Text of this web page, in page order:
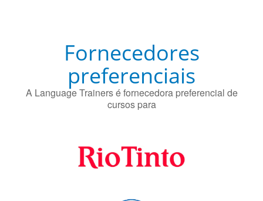
Fornecedores
A Language Trainers é fornecedora preferencial de
cursos para